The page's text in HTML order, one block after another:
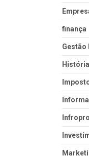
finança
Gestão